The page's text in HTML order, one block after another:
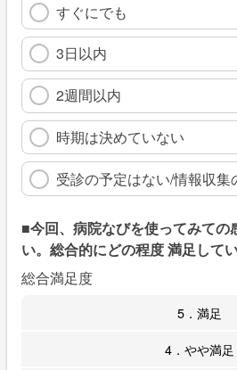
すぐにでも
3日以内
2週間以内
時期は決めていない
受診の予定はない/情報収集
■今回、病院なびを使ってみての
い。総合的にどの程度 満足して
総合満足度
5．満足
4．やや満足